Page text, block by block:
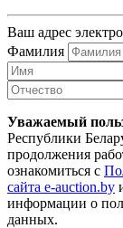
Ваш адрес
Фамилия
Уважаемый
Республики
продолжения
ознакомиться с
сайта e-auction.by
информации о
данных.